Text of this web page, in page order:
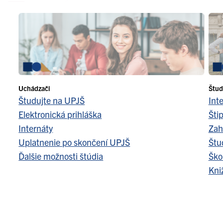
Uchádzači
Študujte na UPJŠ
Elektronická prihláška
Internáty
Uplatnenie po skončení UPJŠ
Ďalšie možnosti štúdia